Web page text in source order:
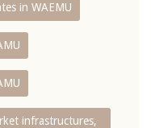
in WAEMU
infrastructures,